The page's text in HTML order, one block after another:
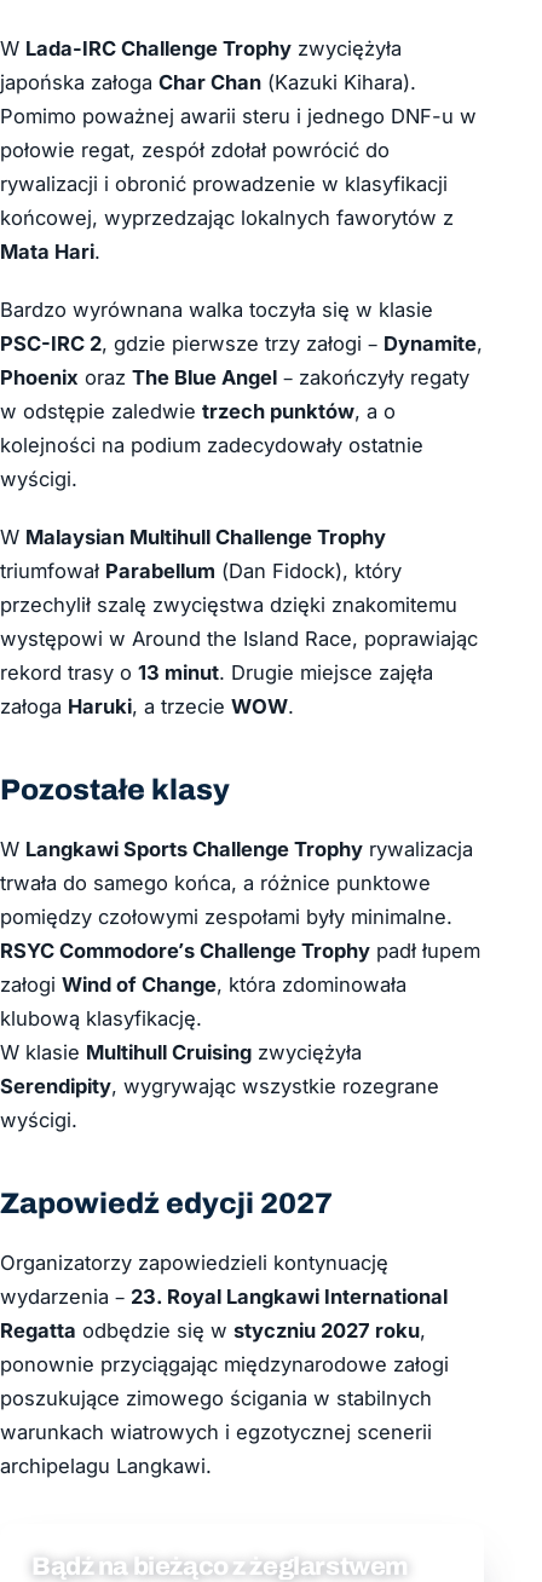
W Lada-IRC Challenge Trophy zwyciężyła
japońska załoga Char Chan (Kazuki Kihara).
Pomimo poważnej awarii steru i jednego DNF-u w
połowie regat, zespół zdołał powrócić do
rywalizacji i obronić prowadzenie w klasyfikacji
końcowej, wyprzedzając lokalnych faworytów z
Mata Hari.
Bardzo wyrównana walka toczyła się w klasie
PSC-IRC 2, gdzie pierwsze trzy załogi – Dynamite,
Phoenix oraz The Blue Angel – zakończyły regaty
w odstępie zaledwie trzech punktów, a o
kolejności na podium zadecydowały ostatnie
wyścigi.
W Malaysian Multihull Challenge Trophy
triumfował Parabellum (Dan Fidock), który
przechylił szalę zwycięstwa dzięki znakomitemu
występowi w Around the Island Race, poprawiając
rekord trasy o 13 minut. Drugie miejsce zajęła
załoga Haruki, a trzecie WOW.
Pozostałe klasy
W Langkawi Sports Challenge Trophy rywalizacja
trwała do samego końca, a różnice punktowe
pomiędzy czołowymi zespołami były minimalne.
RSYC Commodore’s Challenge Trophy padł łupem
załogi Wind of Change, która zdominowała
klubową klasyfikację.
W klasie Multihull Cruising zwyciężyła
Serendipity, wygrywając wszystkie rozegrane
wyścigi.
Zapowiedź edycji 2027
Organizatorzy zapowiedzieli kontynuację
wydarzenia – 23. Royal Langkawi International
Regatta odbędzie się w styczniu 2027 roku,
ponownie przyciągając międzynarodowe załogi
poszukujące zimowego ścigania w stabilnych
warunkach wiatrowych i egzotycznej scenerii
archipelagu Langkawi.
Bądź na bieżąco z żeglarstwem